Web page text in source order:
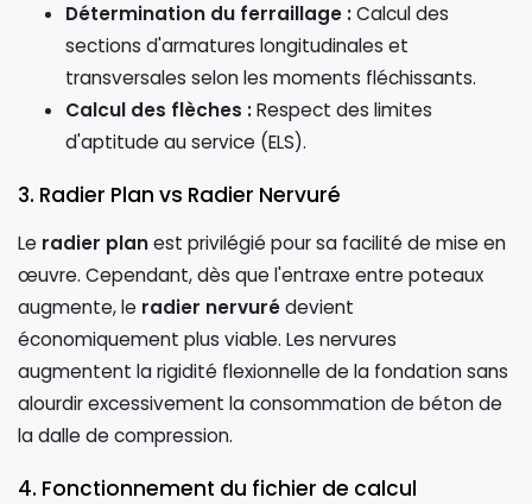
Détermination du ferraillage :Calcul des
sections d'armatures longitudinales et
transversales selon les moments fléchissants.
Calcul des flèches :Respect des limites
d'aptitude au service (ELS).
3. Radier Plan vs Radier Nervuré
Le radier planest privilégié pour sa facilité de mise en
œuvre. Cependant, dès que l'entraxe entre poteaux
augmente, le radier nervurédevient
économiquement plus viable. Les nervures
augmentent la rigidité flexionnelle de la fondation sans
alourdir excessivement la consommation de béton de
la dalle de compression.
4. Fonctionnement du fichier de calcul